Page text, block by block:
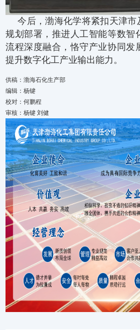
今后，渤海化学将紧扣天津市
规划部署，推进人工智能等数智
流程深度融合，恪守产业协同发
提升数字化工产业输出能力。
供稿：渤海石化生产部
编辑：杨键
校对：何鹏程
审核：杨键 刘健